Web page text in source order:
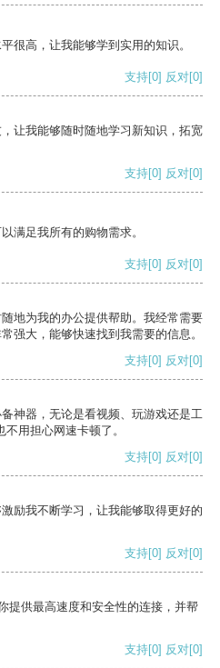
很高，让我能够学到实用的知识。
支持[0] 反对[0]
让我能够随时随地学习新知识，拓宽
支持[0] 反对[0]
满足我所有的购物需求。
支持[0] 反对[0]
地为我的办公提供帮助。我经常需要
强大，能够快速找到我需要的信息。
支持[0] 反对[0]
神器，无论是看视频、玩游戏还是工
用担心网速卡顿了。
支持[0] 反对[0]
励我不断学习，让我能够取得更好的
支持[0] 反对[0]
提供最高速度和安全性的连接，并帮
支持[0] 反对[0]